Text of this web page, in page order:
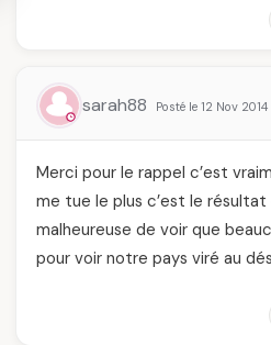
sarah88 Posté le 12 Nov
Merci pour le rappel c’est
me tue le plus c’est le
malheureuse de voir que
pour voir notre pays viré au